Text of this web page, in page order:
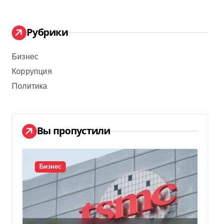
Рубрики
Бизнес
Коррупция
Политика
Вы пропустили
Бизнес